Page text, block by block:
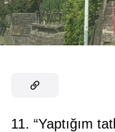
11. “Yaptığım